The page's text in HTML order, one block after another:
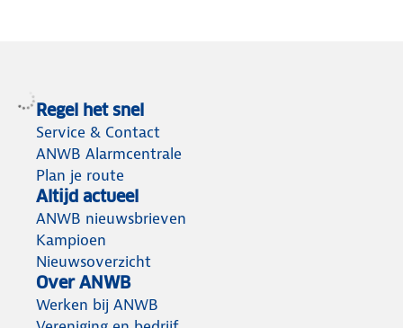
Regel het snel
Service & Contact
ANWB Alarmcentrale
Plan je route
Altijd actueel
ANWB nieuwsbrieven
Kampioen
Nieuwsoverzicht
Over ANWB
Werken bij ANWB